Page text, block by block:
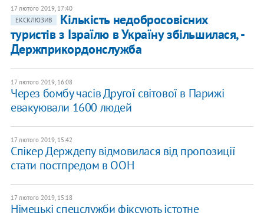
17 лютого 2019, 17:40
ЕКСКЛЮЗИВ
Кількість недобросовісних
туристів з Ізраїлю в Україну збільшилася, -
Держприкордонслужба
17 лютого 2019, 16:08
Через бомбу часів Другої світової в Парижі
евакуювали 1600 людей
17 лютого 2019, 15:42
Спікер Держдепу відмовилася від пропозиції
стати постпредом в ООН
17 лютого 2019, 15:18
Німецькі спецслужби фіксують істотне